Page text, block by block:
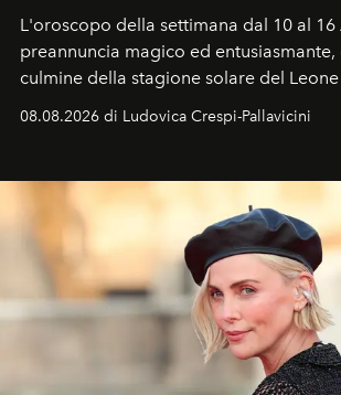
L'oroscopo della settimana dal 10 al 16
preannuncia magico ed
culmine della stagione solare del
ideale per la notte delle Perseidi.
08.08.2026 di Ludovica Crespi-Pallavicini